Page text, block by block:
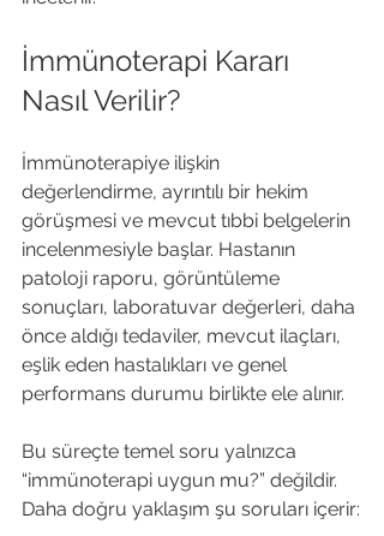
İmmünoterapi Kararı
Nasıl Verilir?
İmmünoterapiye ilişkin
değerlendirme, ayrıntılı bir hekim
görüşmesi ve mevcut tıbbi belgelerin
incelenmesiyle başlar. Hastanın
patoloji raporu, görüntüleme
sonuçları, laboratuvar değerleri, daha
önce aldığı tedaviler, mevcut ilaçları,
eşlik eden hastalıkları ve genel
performans durumu birlikte ele alınır.
Bu süreçte temel soru yalnızca
“immünoterapi uygun mu?” değildir.
Daha doğru yaklaşım şu soruları içerir: